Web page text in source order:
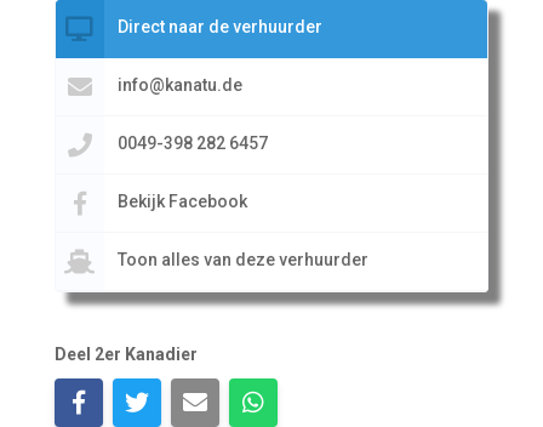
Direct naar de verhuurder
info@kanatu.de
0049-398 282 6457
Bekijk Facebook
Toon alles van deze verhuurder
Deel 2er Kanadier